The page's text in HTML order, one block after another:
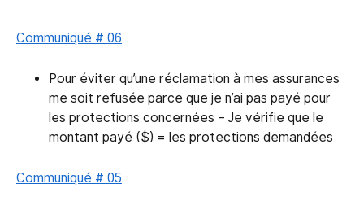
Communiqué # 06
Pour éviter qu’une réclamation à mes assurances
me soit refusée parce que je n’ai pas payé pour
les protections concernées – Je vérifie que le
montant payé ($) = les protections demandées
Communiqué # 05